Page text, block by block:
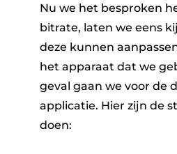
Nu we het besproken
bitrate, laten we eens
deze kunnen
het apparaat dat we
geval gaan we voor de
applicatie. Hier zijn de
doen: